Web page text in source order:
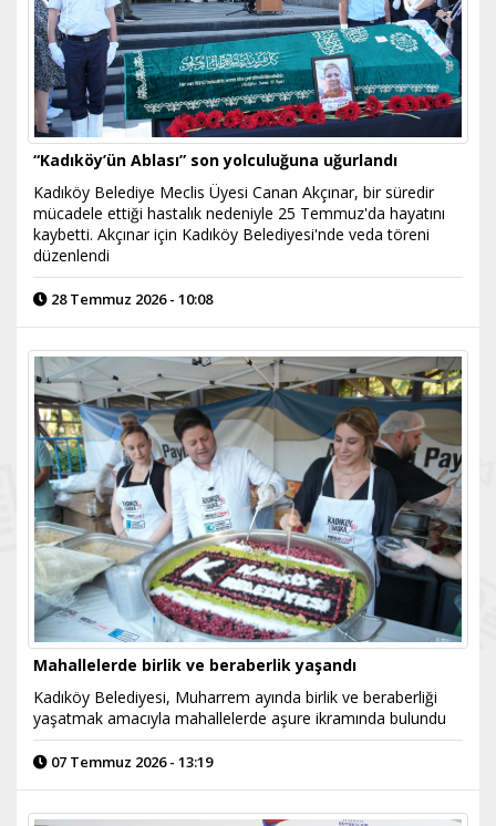
“Kadıköy’ün Ablası” son yolculuğuna uğurlandı
Kadıköy Belediye Meclis Üyesi Canan Akçınar, bir süredir
mücadele ettiği hastalık nedeniyle 25 Temmuz'da hayatını
kaybetti. Akçınar için Kadıköy Belediyesi'nde veda töreni
düzenlendi
28 Temmuz 2026 - 10:08
Mahallelerde birlik ve beraberlik yaşandı
Kadıköy Belediyesi, Muharrem ayında birlik ve beraberliği
yaşatmak amacıyla mahallelerde aşure ikramında bulundu
07 Temmuz 2026 - 13:19